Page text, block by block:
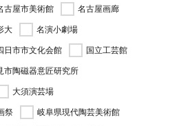
古屋市美術館
名古屋画廊
大
名演小劇場
日市市文化会館
国立工芸館
市陶磁器意匠研究所
大須演芸場
祭
岐阜県現代陶芸美術館